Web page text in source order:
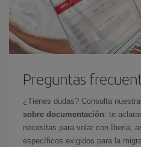
Preguntas
¿Tienes dudas? Consulta
sobre documentación: te
necesitas para volar con Iberia,
específicos exigidos para la